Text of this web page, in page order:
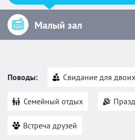
Малый зал
Поводы: Свидание для двоих
Семейный отдых
Встреча друзей